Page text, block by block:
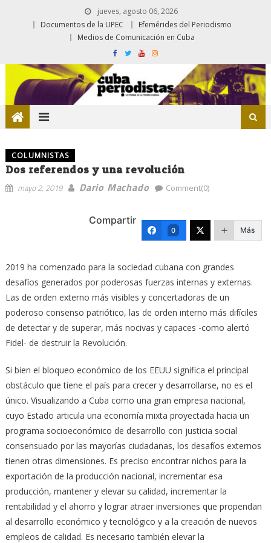
jueves, agosto 06, 2026
Documentos de la UPEC
Efemérides del Periodismo
Medios de Comunicación en Cuba
COLUMNISTAS
Dos referendos y una revolución
mayo 2, 2019 Dario Machado Comment(0)
Compartir
0 Más
2019 ha comenzado para la sociedad cubana con grandes
desafíos generados por poderosas fuerzas internas y externas.
Las de orden externo más visibles y concertadoras de un
poderoso consenso patriótico, las de orden interno más difíciles
de detectar y de superar, más nocivas y capaces -como alertó
Fidel- de destruir la Revolución.
Si bien el bloqueo económico de los EEUU significa el principal
obstáculo que tiene el país para crecer y desarrollarse, no es el
único. Visualizando a Cuba como una gran empresa nacional,
cuyo Estado articula una economía mixta proyectada hacia un
programa socioeconómico de desarrollo con justicia social
consensuado por las mayorías ciudadanas, los desafíos externos
tienen otras dimensiones. Es preciso encontrar nichos para la
exportación de la producción nacional, incrementar esa
producción, mantener y elevar su calidad, incrementar la
rentabilidad y el ahorro y lograr atraer inversiones que propendan
al desarrollo económico y tecnológico y a la creación de nuevos
empleos de calidad. Es necesario también elevar la